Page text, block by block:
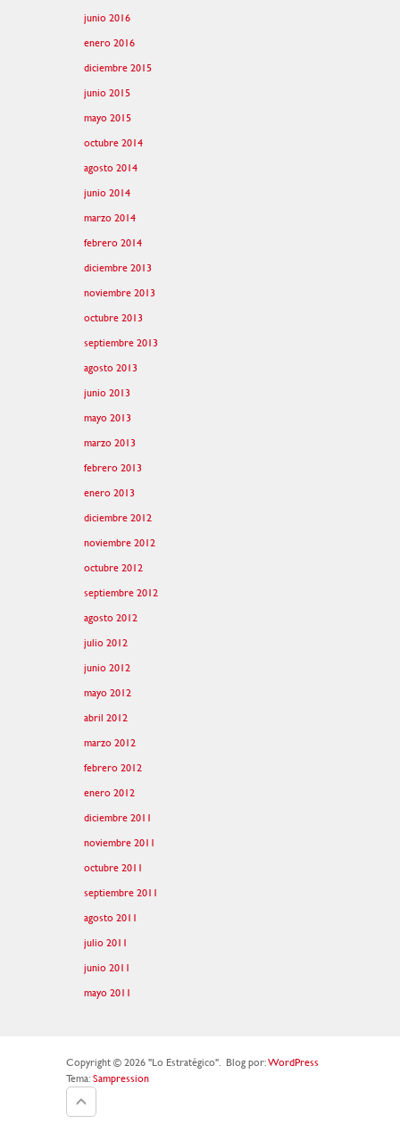
junio 2016
enero 2016
diciembre 2015
junio 2015
mayo 2015
octubre 2014
agosto 2014
junio 2014
marzo 2014
febrero 2014
diciembre 2013
noviembre 2013
octubre 2013
septiembre 2013
agosto 2013
junio 2013
mayo 2013
marzo 2013
febrero 2013
enero 2013
diciembre 2012
noviembre 2012
octubre 2012
septiembre 2012
agosto 2012
julio 2012
junio 2012
mayo 2012
abril 2012
marzo 2012
febrero 2012
enero 2012
diciembre 2011
noviembre 2011
octubre 2011
septiembre 2011
agosto 2011
julio 2011
junio 2011
mayo 2011
Copyright © 2026 "Lo Estratégico". Blog por:WordPress
Tema: Sampression